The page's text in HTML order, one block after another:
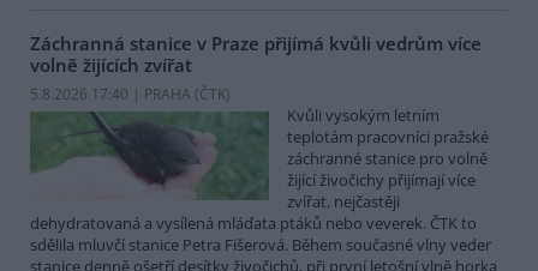
Záchranná stanice v Praze přijímá kvůli vedrům více
volně žijících zvířat
5.8.2026 17:40 | PRAHA (ČTK)
Kvůli vysokým letním
teplotám pracovníci pražské
záchranné stanice pro volně
žijící živočichy přijímají více
zvířat, nejčastěji
dehydratovaná a vysílená mláďata ptáků nebo veverek. ČTK to
sdělila mluvčí stanice Petra Fišerová. Během současné vlny veder
stanice denně ošetří desítky živočichů, při první letošní vlně horka